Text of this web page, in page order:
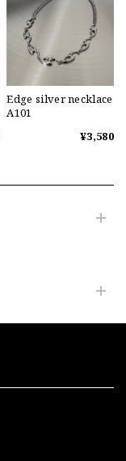
Edge silver necklace
A101
¥3,580